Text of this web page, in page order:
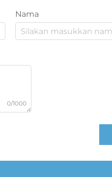
Nama
0/1000